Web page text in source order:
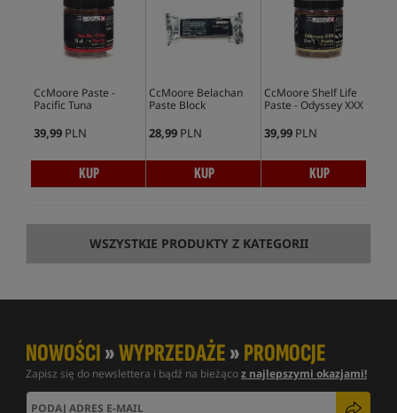
CcMoore Paste -
Pacific Tuna
39,99 PLN
KUP
CcMoore Belachan
Paste Block
28,99 PLN
KUP
CcMoore Shelf Life
Paste - Odyssey XXX
39,99 PLN
KUP
WSZYSTKIE PRODUKTY Z KATEGORII
NOWOŚCI»WYPRZEDAŻE»PROMOCJE
Zapisz się do newslettera i bądź na bieżącoz najlepszymi okazjami!